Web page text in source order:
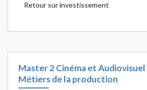
Retour sur investissement
Master 2 Cinéma et
Métiers de la production